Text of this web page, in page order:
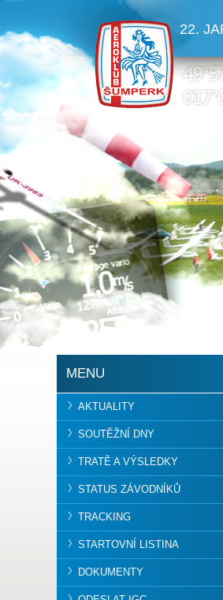
22.
MENU
AKTUALITY
SOUTĚŽNÍ DNY
TRATĚ A VÝSLEDKY
STATUS ZÁVODNÍKŮ
TRACKING
STARTOVNÍ LISTINA
DOKUMENTY